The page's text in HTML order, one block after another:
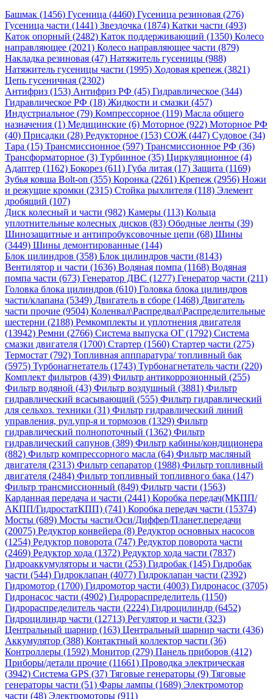
Башмак (1456) Гусеница (4460) Гусеница резиновая (276)
Гусеница части (1441) Звездочка (1874) Катки части (493)
Каток опорный (2482) Каток поддерживающий (1350) Колесо
направляющее (2021) Колесо направляющее части (879)
Накладка резиновая (47) Натяжитель гусеницы (988)
Натяжитель гусеницы части (1995) Ходовая крепеж (3821)
Цепь гусеничная (2302)
Антифриз (153) Антифриз РФ (45) Гидравлическое (344)
Гидравлическое РФ (18) Жидкости и смазки (457)
Индустриальное (79) Компрессорное (119) Масла общего
назначения (1) Медицинские (6) Моторное (922) Моторное РФ
(40) Присадки (28) Редукторное (153) СОЖ (447) Судовое (34)
Тара (15) Трансмиссионное (597) Трансмиссионное РФ (36)
Трансформаторное (3) Турбинное (35) Циркуляционное (4)
Адаптер (1162) Бокорез (611) Губа литая (17) Защита (1169)
Зубья ковша Bolt-on (355) Коронка (2261) Крепеж (2956) Ножи
и режущие кромки (2315) Стойка рыхлителя (118) Элемент
дробящий (107)
Диск колесный и части (982) Камеры (113) Кольца
уплотнительные колесных дисков (83) Ободные ленты (39)
Шинозащитные и антипробуксовочные цепи (68) Шины
(3449) Шины демонтированные (144)
Блок цилиндров (358) Блок цилиндров части (8143)
Вентилятор и части (1636) Водяная помпа (1168) Водяная
помпа части (673) Генератор ДВС (1277) Генератор части (211)
Головка блока цилиндров (610) Головка блока цилиндров
части/клапана (5349) Двигатель в сборе (1468) Двигатель
части прочие (9504) Коленвал\Распредвал\Распределительные
шестерни (2188) Ремкомплекты и уплотнения двигателя
(13942) Ремни (2766) Система выпуска ОГ (1792) Система
смазки двигателя (1700) Стартер (1560) Стартер части (275)
Термостат (792) Топливная апппаратура/ топливный бак
(5975) Турбонагнетатель (1743) Турбонагнетатель части (220)
Комплект фильтров (439) Фильтр антикоррозионный (255)
Фильтр водяной (43) Фильтр воздушный (3881) Фильтр
гидравлический всасывающий (555) Фильтр гидравлический
для сельхоз. техники (31) Фильтр гидравлический линий
управления, рул.упр-я и тормозов (1329) Фильтр
гидравлический полнопоточный (1362) Фильтр
гидравлический сапунов (389) Фильтр кабины/кондиционера
(882) Фильтр компрессорного масла (64) Фильтр масляный
двигателя (2313) Фильтр сепаратор (1988) Фильтр топливный
двигателя (2484) Фильтр топливный топливного бака (147)
Фильтр трансмиссионный (849) Фильтр части (1563)
Карданная передача и части (2441) Коробка передач(МКПП/
АКПП/ГидростатКПП) (741) Коробка передач части (15374)
Мосты (689) Мосты части/Оси/Диффер/Планет.передачи
(20075) Редуктор конвейера (8) Редуктор основных насосов
(1254) Редуктор поворота (747) Редуктор поворота части
(2469) Редуктор хода (1372) Редуктор хода части (7837)
Гидроаккумуляторы и части (253) Гидробак (145) Гидробак
части (544) Гидроклапан (4077) Гидроклапан части (2392)
Гидромотор (1700) Гидромотор части (4003) Гидронасос (3705)
Гидронасос части (4902) Гидрораспределитель (1150)
Гидрораспределитель части (2224) Гидроцилиндр (6452)
Гидроцилиндр части (12713) Регулятор и части (323)
Центральный шарнир (163) Центральный шарнир части (436)
Аккумулятор (388) Контактный коллектор части (36)
Контроллеры (1592) Монитор (279) Панель приборов (412)
Приборы/детали прочие (11661) Проводка электрическая
(3942) Система GPS (37) Тяговые генераторы (9) Тяговые
генераторы части (51) Фары лампы (1689) Электромотор
части (48) Электромоторы (911)